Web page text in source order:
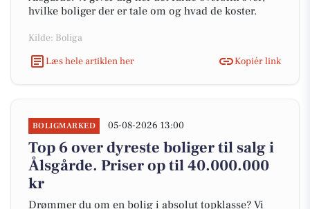
hvilke boliger der er tale om og hvad de koster.
Kilde: Boliga
Læs hele artiklen her
Kopiér link
BOLIGMARKED 05-08-2026 13:00
Top 6 over dyreste boliger til salg i
Ålsgårde. Priser op til 40.000.000
kr
Drømmer du om en bolig i absolut topklasse? Vi